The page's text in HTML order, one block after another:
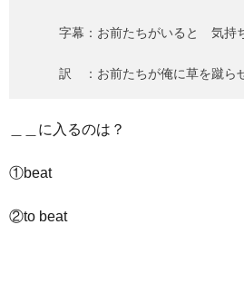
字幕：お前たちがいると 気持
訳 ：お前たちが俺に草を蹴ら
＿＿に入るのは？
①beat
②to beat